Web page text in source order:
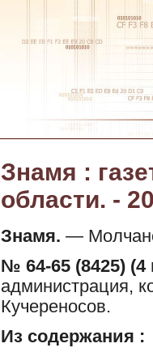
Знамя :
области. -
Знамя. —
№ 64-65 (8425) (4
администрация,
Кучереносов.
Из содержания :